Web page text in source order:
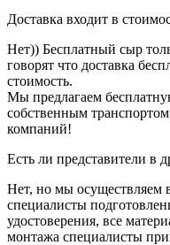
Доставка входит в
Нет)) Бесплатный сыр
говорят что доставка
стоимость.
Мы предлагаем
собственным
компаний!
Есть ли представители в
Нет, но мы осуществляем
специалисты
удостоверения, все
монтажа специалисты